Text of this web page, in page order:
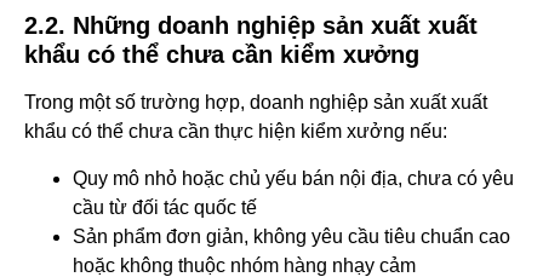
2.2. Những doanh nghiệp sản xuất xuất
khẩu có thể chưa cần kiểm xưởng
Trong một số trường hợp, doanh nghiệp sản xuất xuất
khẩu có thể chưa cần thực hiện kiểm xưởng nếu:
Quy mô nhỏ hoặc chủ yếu bán nội địa, chưa có yêu
cầu từ đối tác quốc tế
Sản phẩm đơn giản, không yêu cầu tiêu chuẩn cao
hoặc không thuộc nhóm hàng nhạy cảm